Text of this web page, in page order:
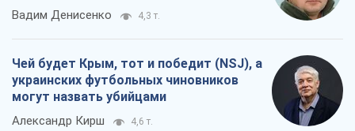
Вадим Денисенко 4,3 т.
Чей будет Крым, тот и победит (NSJ), а
украинских футбольных чиновников
могут назвать убийцами
Александр Кирш 4,6 т.